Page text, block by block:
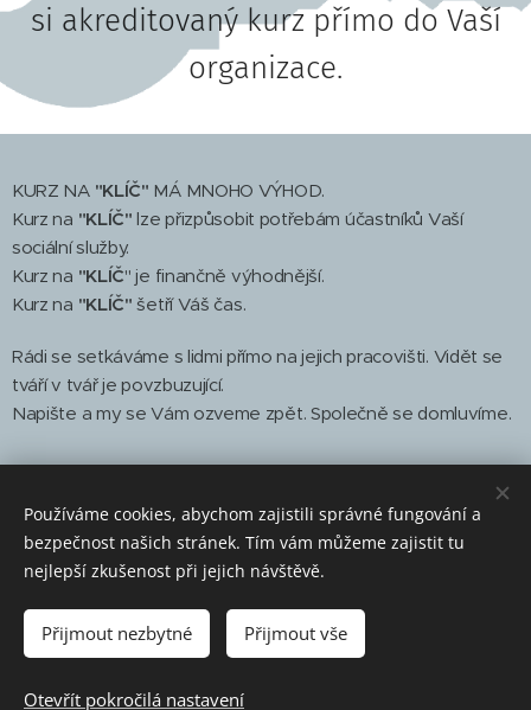
si akreditovaný kurz přímo do Vaší
organizace.
KURZ NA "KLÍČ" MÁ MNOHO VÝHOD.
Kurz na "KLÍČ" lze přizpůsobit potřebám účastníků Vaší
sociální služby.
Kurz na "KLÍČ" je finančně výhodnější.
Kurz na "KLÍČ" šetří Váš čas.
Rádi se setkáváme s lidmi přímo na jejich pracovišti. Vidět se
tváří v tvář je povzbuzující.
Napište a my se Vám ozveme zpět. Společně se domluvíme.
Kurzy na klíč
© 2026 VZDĚLÁVÁNÍ | PRO | SOCIÁLNÍ | SLUŽBY
info@vzdelavani-pss.cz
Používáme cookies, abychom zajistili správné fungování a
bezpečnost našich stránek. Tím vám můžeme zajistit tu
nejlepší zkušenost při jejich návštěvě.
Přijmout nezbytné Přijmout vše
Otevřít pokročilá nastavení